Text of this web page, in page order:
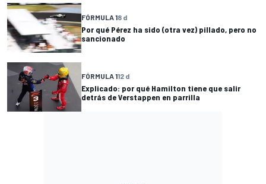
FÓRMULA 18 d
Por qué Pérez ha sido (otra vez) pillado, pero no
sancionado
FÓRMULA 112 d
Explicado: por qué Hamilton tiene que salir
detrás de Verstappen en parrilla